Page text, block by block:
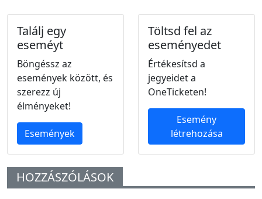
Találj egy
eseméyt
Böngéssz az
események között, és
szerezz új
élményeket!
Események
Töltsd fel az
eseményedet
Értékesítsd a
jegyeidet a
OneTicketen!
Esemény
létrehozása
HOZZÁSZÓLÁSOK